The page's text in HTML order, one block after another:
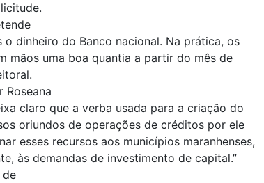
dinheiro do Banco nacional. Na prática, os
mãos uma boa quantia a partir do mês de
Roseana
claro que a verba usada para a criação do
oriundos de operações de créditos por ele
esses recursos aos municípios maranhenses,
às demandas de investimento de capital.”
de